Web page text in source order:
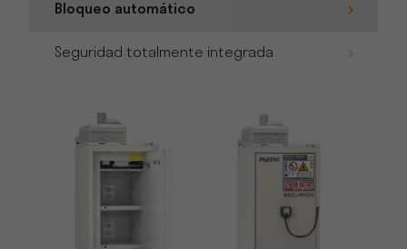
Bloqueo automático
Seguridad totalmente integrada